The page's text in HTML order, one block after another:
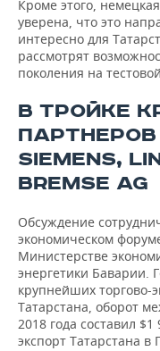
Кроме этого,
уверена, что это
интересно для
рассмотрят
поколения на
В ТРОЙКЕ
SIEMENS,
BREMSE AG
Обсуждение
экономическом
Министерстве
энергетики Баварии.
крупнейших торгово-
Татарстана, оборот
2018 года составил
экспорт Татарстана